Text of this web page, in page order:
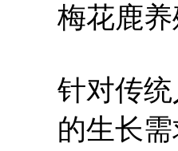
梅花鹿
针对传
的生长